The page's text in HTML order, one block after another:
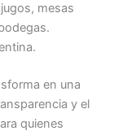
mesas
en una
y el
quienes